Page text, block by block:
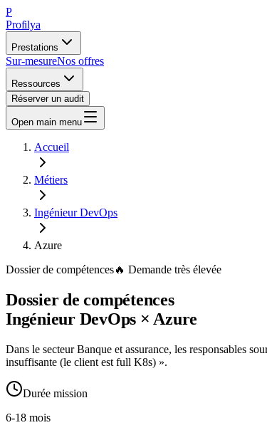
P
Profilya
Prestations
Sur-mesureNos offres
Ressources
Réserver un audit
Open main menu
Accueil
Métiers
Ingénieur DevOps
Azure
Dossier de compétences🔥 Demande très élevée
Dossier de compétences
Ingénieur DevOps × Azure
Dans le secteur Banque et assurance, les responsables
insuffisante (le client est full K8s) ».
Durée mission
6-18 mois